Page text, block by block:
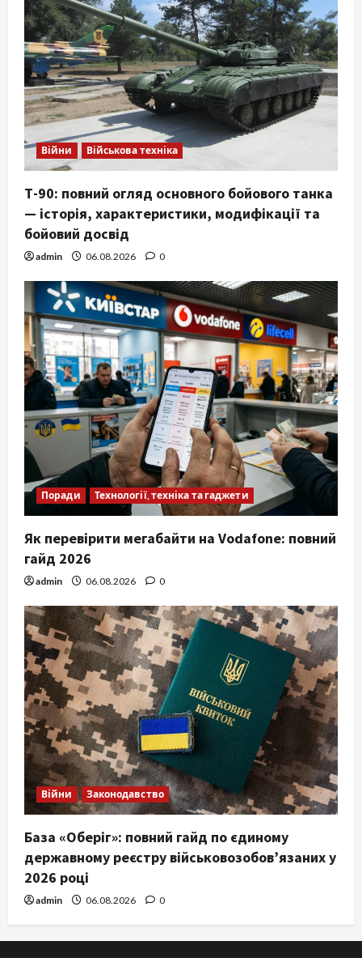
Війни Військова техніка
Т-90: повний огляд основного бойового танка
— історія, характеристики, модифікації та
бойовий досвід
admin 06.08.2026 0
Поради Технології, техніка та гаджети
Як перевірити мегабайти на Vodafone: повний
гайд 2026
admin 06.08.2026 0
Війни Законодавство
База «Оберіг»: повний гайд по єдиному
державному реєстру військовозобов’язаних у
2026 році
admin 06.08.2026 0